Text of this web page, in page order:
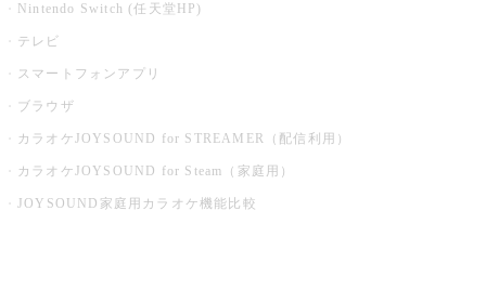
Nintendo Switch (任天堂HP)
テレビ
スマートフォンアプリ
ブラウザ
カラオケJOYSOUND for STREAMER（配信利用）
カラオケJOYSOUND for Steam（家庭用）
JOYSOUND家庭用カラオケ機能比較